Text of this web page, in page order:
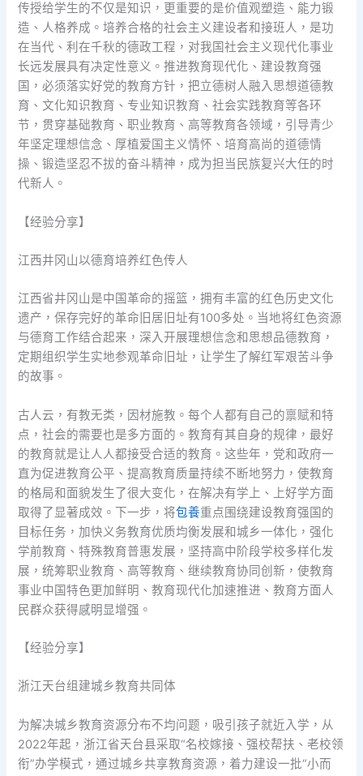
传授给学生的不仅是知识，更重要的是价值观塑造、能力锻
造、人格养成。培养合格的社会主义建设者和接班人，是功
在当代、利在千秋的德政工程，对我国社会主义现代化事业
长远发展具有决定性意义。推进教育现代化、建设教育强
国，必须落实好党的教育方针，把立德树人融入思想道德教
育、文化知识教育、专业知识教育、社会实践教育等各环
节，贯穿基础教育、职业教育、高等教育各领域，引导青少
年坚定理想信念、厚植爱国主义情怀、培育高尚的道德情
操、锻造坚忍不拔的奋斗精神，成为担当民族复兴大任的时
代新人。
【经验分享】
江西井冈山以德育培养红色传人
江西省井冈山是中国革命的摇篮，拥有丰富的红色历史文化
遗产，保存完好的革命旧居旧址有100多处。当地将红色资源
与德育工作结合起来，深入开展理想信念和思想品德教育，
定期组织学生实地参观革命旧址，让学生了解红军艰苦斗争
的故事。
古人云，有教无类，因材施教。每个人都有自己的禀赋和特
点，社会的需要也是多方面的。教育有其自身的规律，最好
的教育就是让人人都接受合适的教育。这些年，党和政府一
直为促进教育公平、提高教育质量持续不断地努力，使教育
的格局和面貌发生了很大变化，在解决有学上、上好学方面
取得了显著成效。下一步，将包養重点围绕建设教育强国的
目标任务，加快义务教育优质均衡发展和城乡一体化，强化
学前教育、特殊教育普惠发展，坚持高中阶段学校多样化发
展，统筹职业教育、高等教育、继续教育协同创新，使教育
事业中国特色更加鲜明、教育现代化加速推进、教育方面人
民群众获得感明显增强。
【经验分享】
浙江天台组建城乡教育共同体
为解决城乡教育资源分布不均问题，吸引孩子就近入学，从
2022年起，浙江省天台县采取“名校嫁接、强校帮扶、老校领
衔”办学模式，通过城乡共享教育资源，着力建设一批“小而